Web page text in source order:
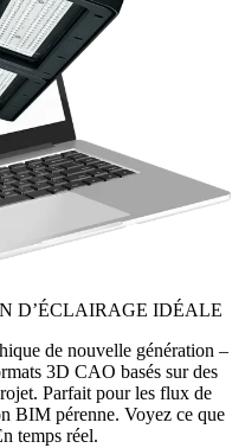
D’ÉCLAIRAGE IDÉALE
de nouvelle génération –
3D CAO basés sur des
Parfait pour les flux de
BIM pérenne. Voyez ce que
temps réel.